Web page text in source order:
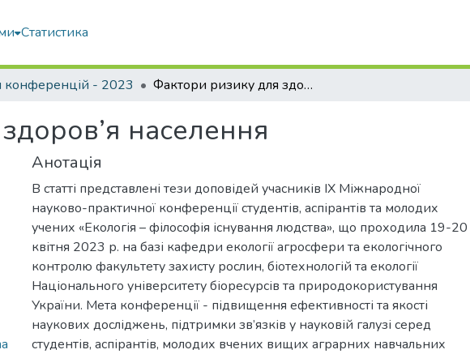
Статистика
конференцій - 2023 Фактори ризику для здоров’я населення
населення
Анотація
В статті представлені тези доповідей учасників ІХ Міжнародної
науково-практичної конференції студентів, аспірантів та молодих
учених «Екологія – філософія існування людства», що проходила 19-20
квітня 2023 р. на базі кафедри екології агросфери та екологічного
контролю факультету захисту рослин, біотехнологій та екології
Національного університету біоресурсів та природокористування
України. Мета конференції - підвищення ефективності та якості
наукових досліджень, підтримки зв’язків у науковій галузі серед
студентів, аспірантів, молодих вчених вищих аграрних навчальних